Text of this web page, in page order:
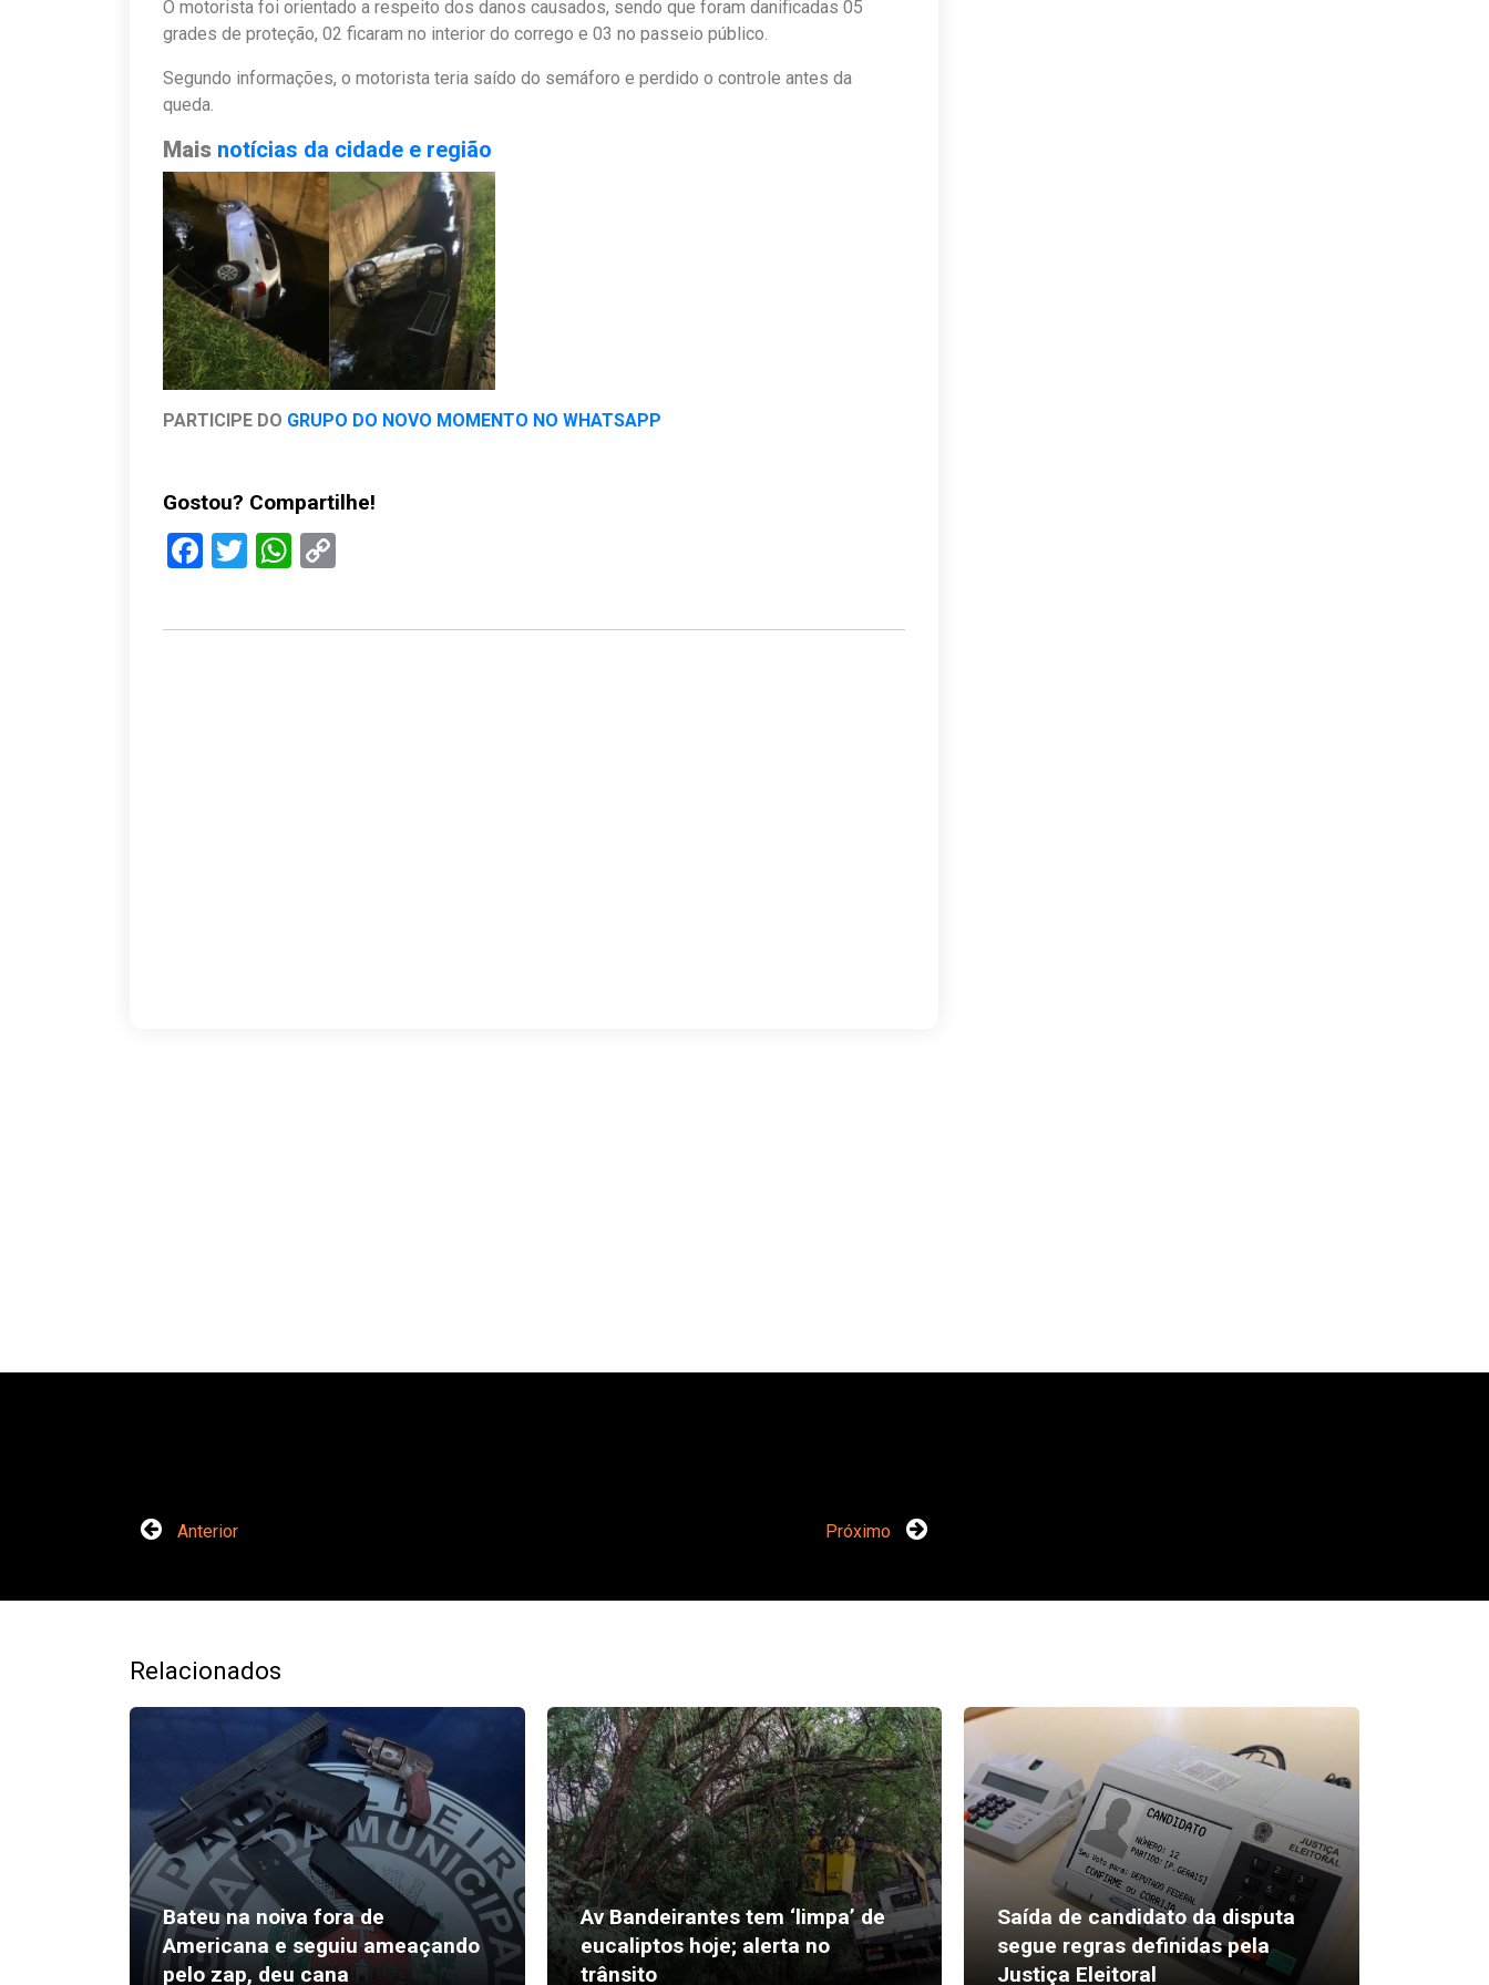
O motorista foi orientado a respeito dos danos causados, sendo que foram danificadas 05
grades de proteção, 02 ficaram no interior do corrego e 03 no passeio público.
Segundo informações, o motorista teria saído do semáforo e perdido o controle antes da
queda.
Mais notícias da cidade e região
PARTICIPE DO GRUPO DO NOVO MOMENTO NO WHATSAPP
Gostou? Compartilhe!
Facebook
TwitterWhatsApp
Anterior Próximo
Relacionados
Bateu na noiva fora de
Americana e seguiu ameaçando
pelo zap, deu cana
Av Bandeirantes tem ‘limpa’ de
eucaliptos hoje; alerta no
trânsito
Saída de candidato da disputa
segue regras definidas pela
Justiça Eleitoral